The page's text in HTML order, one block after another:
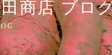
商店 ブロ